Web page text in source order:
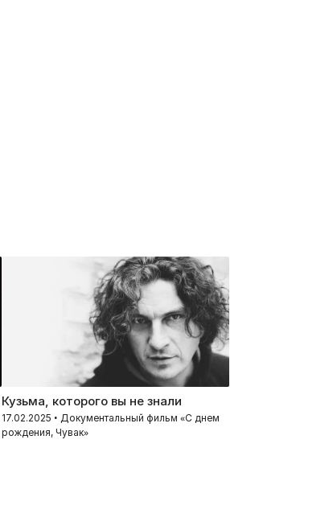
Кузьма, которого вы не знали
17.02.2025 • Документальный фильм «С днем
рождения, Чувак»